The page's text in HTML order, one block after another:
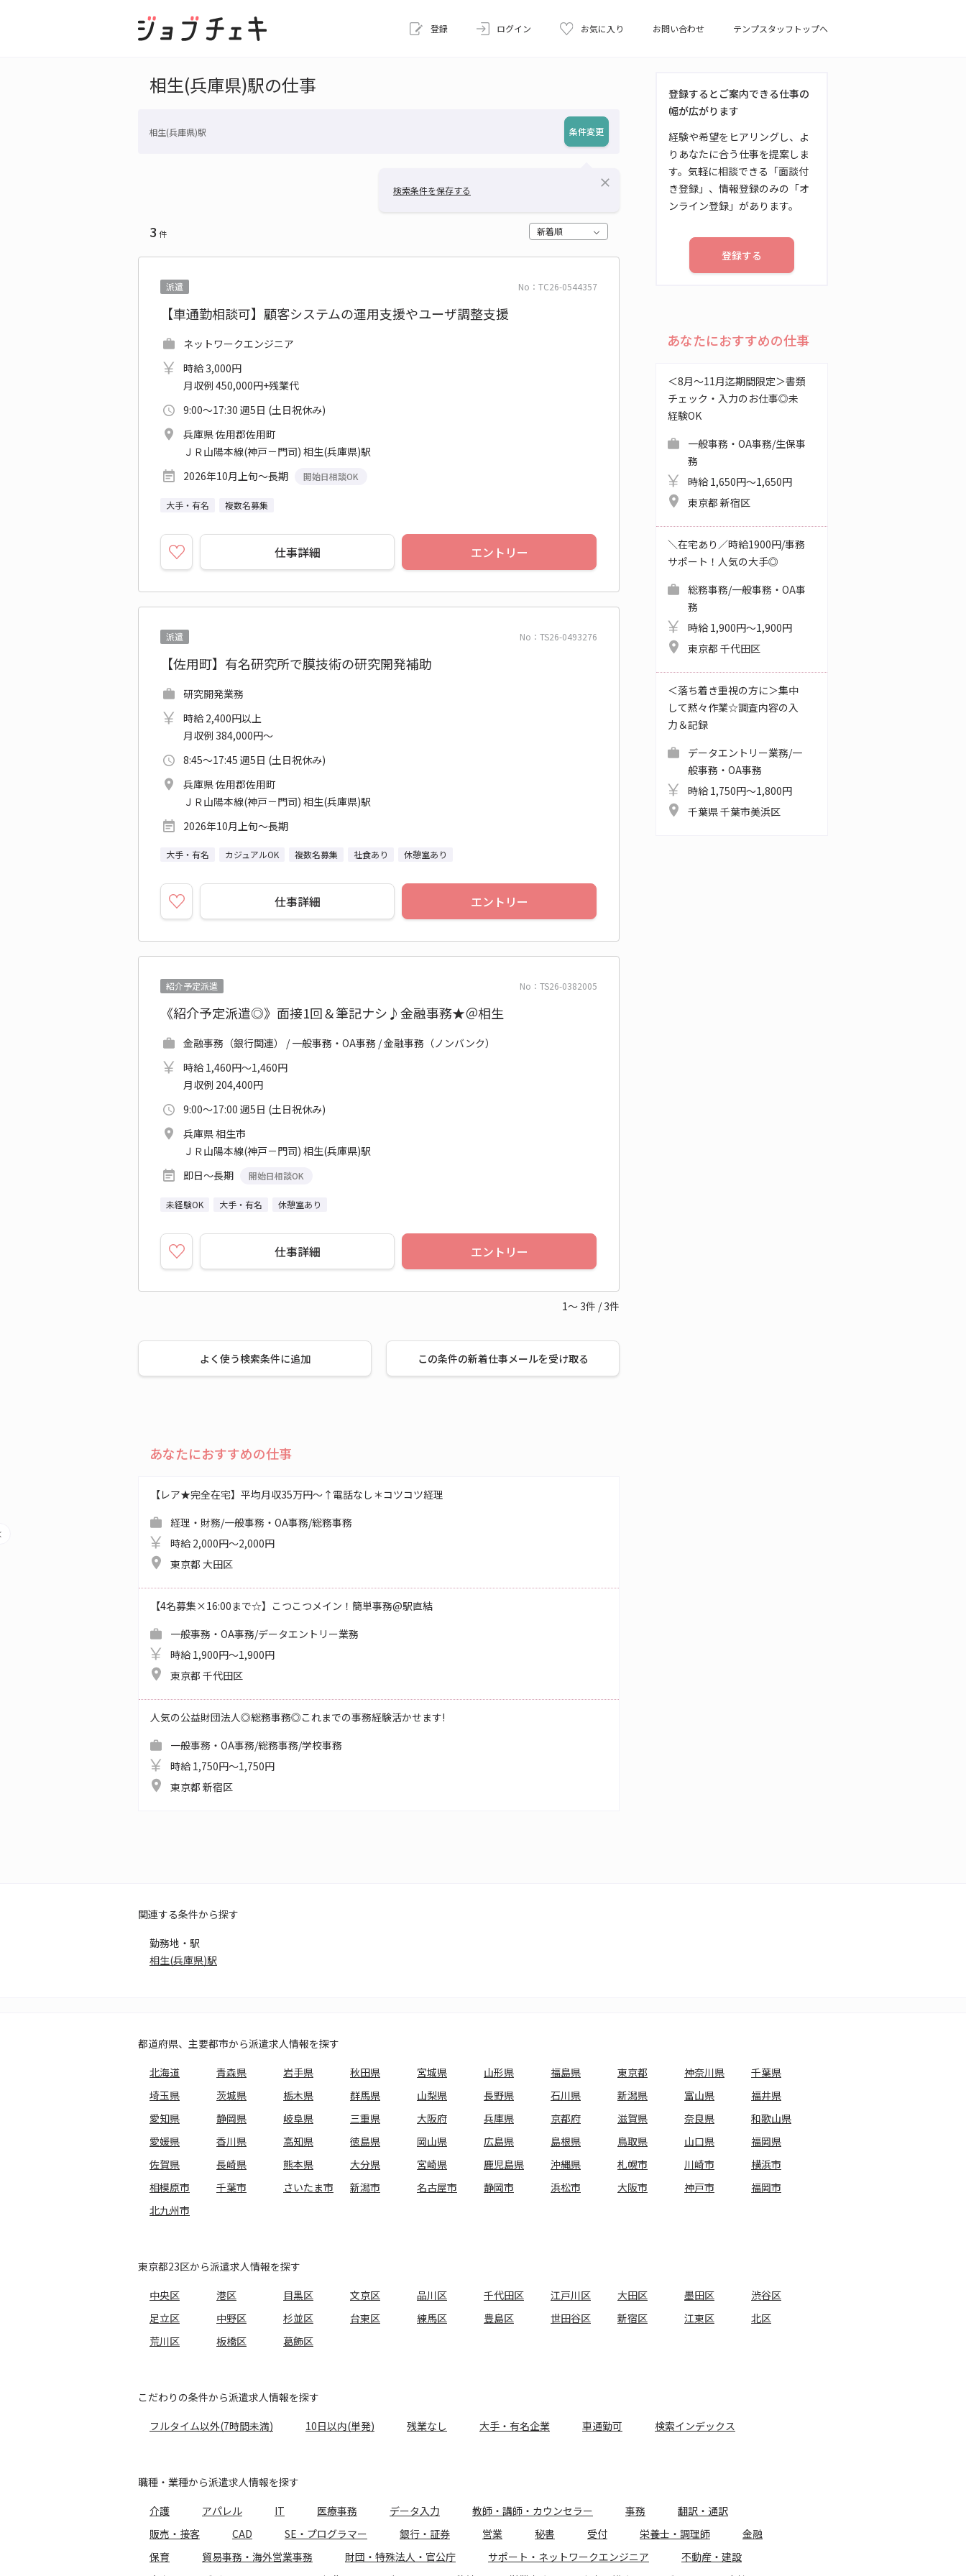
登録 ログイン お気に入り お問い合わせ テンプスタッフトップへ
相生(兵庫県)駅の仕事
相生(兵庫県)駅 条件変更
検索条件を保存する
close
3 件 新着順
No：TC26-0544357
派遣
【車通勤相談可】顧客システムの運用支援やユーザ調整支援
ネットワークエンジニア
時給 3,000円
月収例 450,000円+残業代
9:00～17:30 週5日 (土日祝休み)
兵庫県 佐用郡佐用町
ＪＲ山陽本線(神戸－門司) 相生(兵庫県)駅
2026年10月上旬～長期
開始日相談OK
大手・有名 複数名募集
仕事詳細 エントリー
No：TS26-0493276
派遣
【佐用町】有名研究所で膜技術の研究開発補助
研究開発業務
時給 2,400円以上
月収例 384,000円～
8:45～17:45 週5日 (土日祝休み)
兵庫県 佐用郡佐用町
ＪＲ山陽本線(神戸－門司) 相生(兵庫県)駅
2026年10月上旬～長期
大手・有名 カジュアルOK 複数名募集 社食あり 休憩室あり
仕事詳細 エントリー
No：TS26-0382005
紹介予定派遣
《紹介予定派遣◎》面接1回＆筆記ナシ♪金融事務★＠相生
金融事務（銀行関連） / 一般事務・OA事務 / 金融事務（ノンバンク）
時給 1,460円～1,460円
月収例 204,400円
9:00～17:00 週5日 (土日祝休み)
兵庫県 相生市
ＪＲ山陽本線(神戸－門司) 相生(兵庫県)駅
即日～長期
開始日相談OK
未経験OK 大手・有名 休憩室あり
仕事詳細 エントリー
1～ 3件 / 3件
よく使う検索条件に追加 この条件の新着仕事メールを受け取る
あなたにおすすめの仕事
【レア★完全在宅】平均月収35万円～↑電話なし＊コツコツ経理
経理・財務/一般事務・OA事務/総務事務
時給 2,000円～2,000円
東京都 大田区
【4名募集×16:00まで☆】こつこつメイン！簡単事務@駅直結
一般事務・OA事務/データエントリー業務
時給 1,900円～1,900円
東京都 千代田区
人気の公益財団法人◎総務事務◎これまでの事務経験活かせます!
一般事務・OA事務/総務事務/学校事務
時給 1,750円～1,750円
東京都 新宿区
登録するとご案内できる仕事の
幅が広がります
経験や希望をヒアリングし、よ
りあなたに合う仕事を提案しま
す。気軽に相談できる「面談付
き登録」、情報登録のみの「オ
ンライン登録」があります。
登録する
あなたにおすすめの仕事
＜8月～11月迄期間限定＞書類
チェック・入力のお仕事◎未
経験OK
一般事務・OA事務/生保事
務
時給 1,650円～1,650円
東京都 新宿区
＼在宅あり／時給1900円/事務
サポート！人気の大手◎
総務事務/一般事務・OA事
務
時給 1,900円～1,900円
東京都 千代田区
＜落ち着き重視の方に＞集中
して黙々作業☆調査内容の入
力＆記録
データエントリー業務/一
般事務・OA事務
時給 1,750円～1,800円
千葉県 千葉市美浜区
関連する条件から探す
勤務地・駅
相生(兵庫県)駅
都道府県、主要都市から派遣求人情報を探す
北海道
青森県 岩手県 秋田県 宮城県 山形県 福島県 東京都 神奈川県
千葉県
埼玉県
茨城県 栃木県 群馬県 山梨県 長野県 石川県 新潟県 富山県
福井県
愛知県
静岡県 岐阜県 三重県 大阪府 兵庫県 京都府 滋賀県 奈良県
和歌山県
愛媛県
香川県 高知県 徳島県 岡山県 広島県 島根県 鳥取県 山口県
福岡県
佐賀県
長崎県 熊本県 大分県 宮崎県 鹿児島県 沖縄県 札幌市 川崎市
横浜市
相模原市
千葉市 さいたま市 新潟市 名古屋市 静岡市 浜松市 大阪市 神戸市
福岡市
北九州市
東京都23区から派遣求人情報を探す
中央区
港区 目黒区 文京区 品川区 千代田区 江戸川区 大田区 墨田区
渋谷区
足立区
中野区 杉並区 台東区 練馬区 豊島区 世田谷区 新宿区 江東区
北区
荒川区
板橋区 葛飾区
こだわりの条件から派遣求人情報を探す
フルタイム以外(7時間未満)
10日以内(単発) 残業なし 大手・有名企業 車通勤可 検索インデックス
職種・業種から派遣求人情報を探す
介護
アパレル IT 医療事務 データ入力 教師・講師・カウンセラー 事務
翻訳・通訳
販売・接客
CAD SE・プログラマー 銀行・証券 営業 秘書 受付 栄養士・調理師
金融
保育
貿易事務・海外営業事務 財団・特殊法人・官公庁 サポート・ネットワークエンジニア
不動産・建設